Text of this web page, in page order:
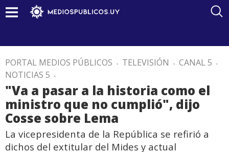
PORTAL MEDIOS PÚBLICOS . TELEVISIÓN . CANAL 5 .
NOTICIAS 5 .
"Va a pasar a la historia como el
ministro que no cumplió", dijo
Cosse sobre Lema
La vicepresidenta de la República se refirió a
dichos del extitular del Mides y actual